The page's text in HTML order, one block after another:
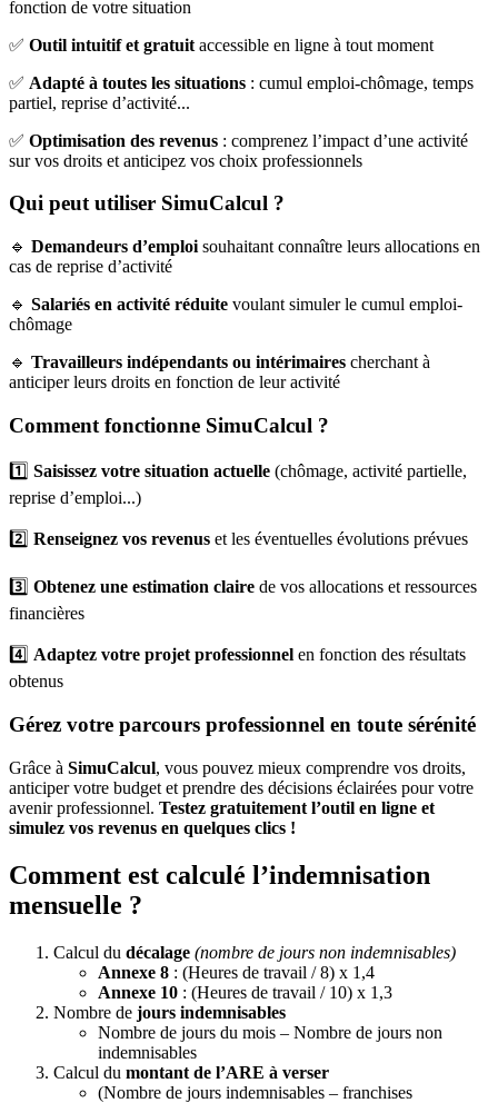
fonction de votre situation
✅ Outil intuitif et gratuit accessible en ligne à tout moment
✅ Adapté à toutes les situations : cumul emploi-chômage, temps
partiel, reprise d’activité...
✅ Optimisation des revenus : comprenez l’impact d’une activité
sur vos droits et anticipez vos choix professionnels
Qui peut utiliser SimuCalcul ?
🔹 Demandeurs d’emploi souhaitant connaître leurs allocations en
cas de reprise d’activité
🔹 Salariés en activité réduite voulant simuler le cumul emploi-
chômage
🔹 Travailleurs indépendants ou intérimaires cherchant à
anticiper leurs droits en fonction de leur activité
Comment fonctionne SimuCalcul ?
1️⃣ Saisissez votre situation actuelle (chômage, activité partielle,
reprise d’emploi...)
2️⃣ Renseignez vos revenus et les éventuelles évolutions prévues
3️⃣ Obtenez une estimation claire de vos allocations et ressources
financières
4️⃣ Adaptez votre projet professionnel en fonction des résultats
obtenus
Gérez votre parcours professionnel en toute sérénité
Grâce à SimuCalcul, vous pouvez mieux comprendre vos droits,
anticiper votre budget et prendre des décisions éclairées pour votre
avenir professionnel. Testez gratuitement l’outil en ligne et
simulez vos revenus en quelques clics !
Comment est calculé l’indemnisation
mensuelle ?
Calcul du décalage (nombre de jours non indemnisables)
Annexe 8 : (Heures de travail / 8) x 1,4
Annexe 10 : (Heures de travail / 10) x 1,3
Nombre de jours indemnisables
Nombre de jours du mois – Nombre de jours non
indemnisables
Calcul du montant de l’ARE à verser
(Nombre de jours indemnisables – franchises